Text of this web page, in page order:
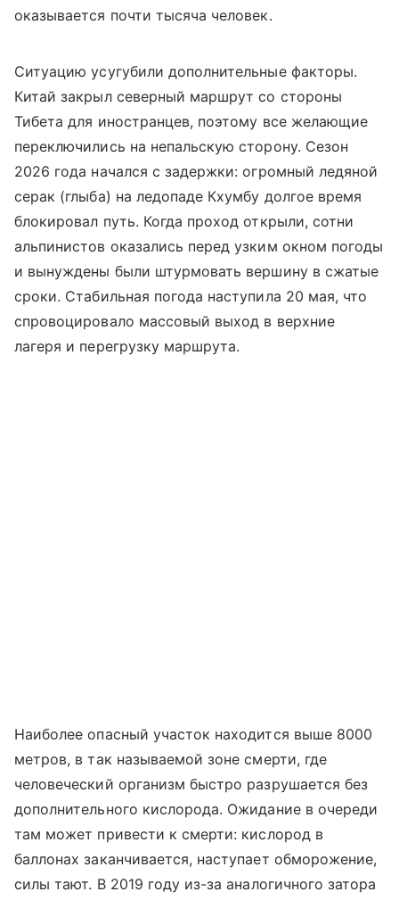
оказывается почти тысяча человек.
Ситуацию усугубили дополнительные факторы.
Китай закрыл северный маршрут со стороны
Тибета для иностранцев, поэтому все желающие
переключились на непальскую сторону. Сезон
2026 года начался с задержки: огромный ледяной
серак (глыба) на ледопаде Кхумбу долгое время
блокировал путь. Когда проход открыли, сотни
альпинистов оказались перед узким окном погоды
и вынуждены были штурмовать вершину в сжатые
сроки. Стабильная погода наступила 20 мая, что
спровоцировало массовый выход в верхние
лагеря и перегрузку маршрута.
Наиболее опасный участок находится выше 8000
метров, в так называемой зоне смерти, где
человеческий организм быстро разрушается без
дополнительного кислорода. Ожидание в очереди
там может привести к смерти: кислород в
баллонах заканчивается, наступает обморожение,
силы тают. В 2019 году из-за аналогичного затора